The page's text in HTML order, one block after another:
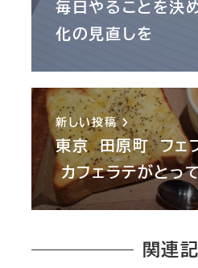
毎日やることを決
化の見直しを
新しい投稿
東京 田原町 フェ
カフェラテがとっ
関連